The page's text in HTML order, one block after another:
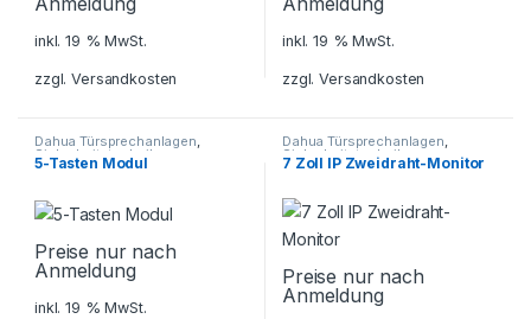
inkl. 19 % MwSt.
zzgl.Versandkosten
inkl. 19 % MwSt.
zzgl.Versandkosten
Dahua Türsprechanlagen,
Sicherheitstechnik
Türsprechanlagen
5-Tasten Modul
Preise nur nach
Anmeldung
inkl. 19 % MwSt.
Dahua Türsprechanlagen,
Sicherheitstechnik
Türsprechanlagen
7 Zoll IP Zweidraht-Monitor
Preise nur nach
Anmeldung